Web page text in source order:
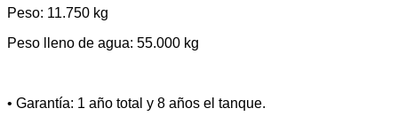
Peso: 11.750 kg
Peso lleno de agua: 55.000 kg
• Garantía: 1 año total y 8 años el tanque.